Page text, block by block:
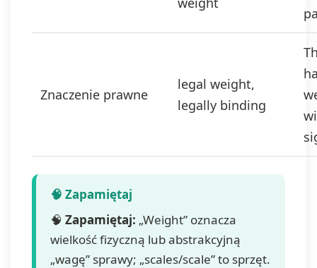
Znaczenie prawne
legal weight,
legally binding
🧠 Zapamiętaj: „Weight” oznacza
wielkość fizyczną lub abstrakcyjną
„wagę” sprawy; „scales/scale” to sprzęt.